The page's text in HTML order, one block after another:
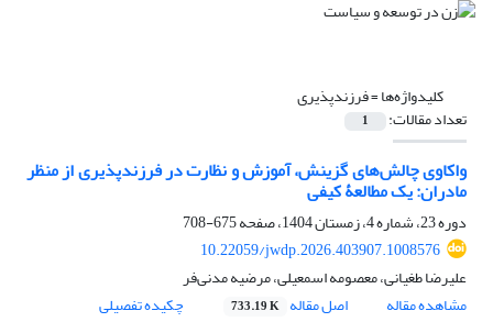
کلیدواژه‌ها =فرزندپذیری
تعداد مقالات: 1
واکاوی چالش‌های گزینش، آموزش و نظارت در فرزندپذیری از منظر
مادران: یک مطالعۀ کیفی
دوره 23، شماره 4، زمستان 1404، صفحه
675-708
10.22059/jwdp.2026.403907.1008576
علیرضا طغیانی، معصومه اسمعیلی، مرضیه مدنی‌فر
مشاهده مقاله
اصل مقاله 733.19 K چکیده تفصیلی